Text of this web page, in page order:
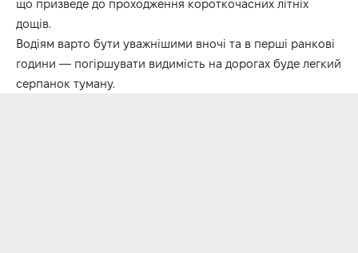
що призведе до проходження короткочасних літніх
дощів.
Водіям варто бути уважнішими вночі та в перші ранкові
години — погіршувати видимість на дорогах буде легкий
серпанок туману.